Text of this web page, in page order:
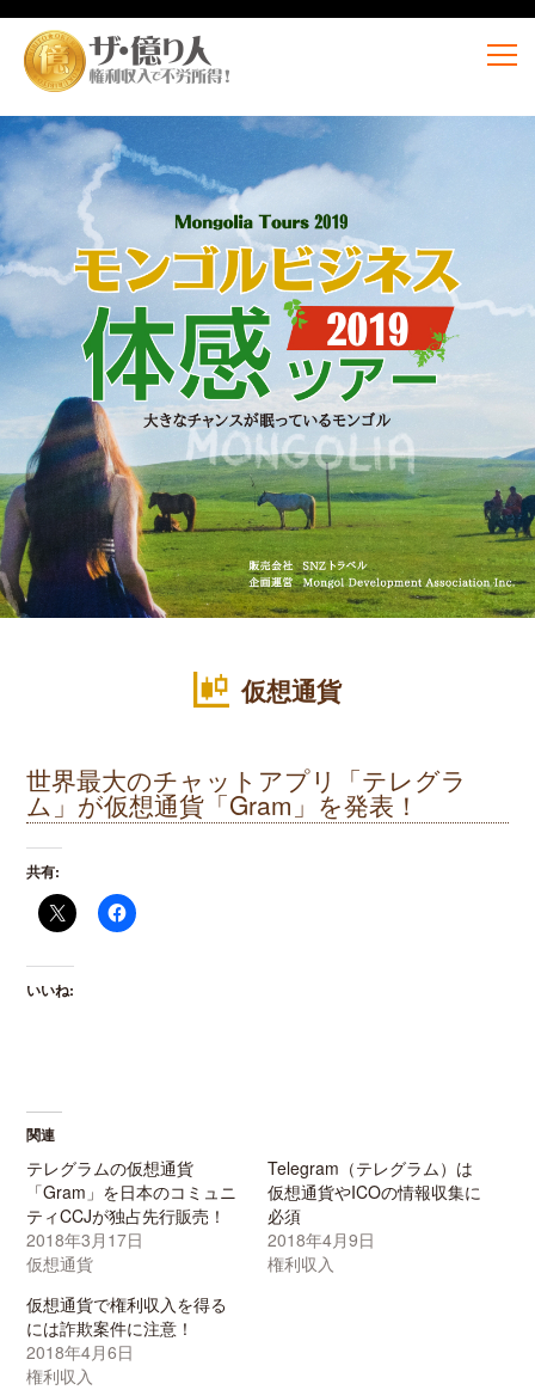
仮想通貨
世界最大のチャットアプリ「テレグラ
ム」が仮想通貨「Gram」を発表！
共有:
いいね:
関連
テレグラムの仮想通貨
「Gram」を日本のコミュニ
ティCCJが独占先行販売！
2018年3月17日
仮想通貨
Telegram（テレグラム）は
仮想通貨やICOの情報収集に
必須
2018年4月9日
権利収入
仮想通貨で権利収入を得る
には詐欺案件に注意！
2018年4月6日
権利収入